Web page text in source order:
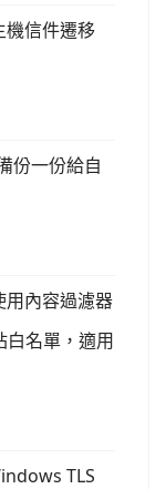
信件遷移
份一份給自
內容過濾器
白名單，適用
TLS